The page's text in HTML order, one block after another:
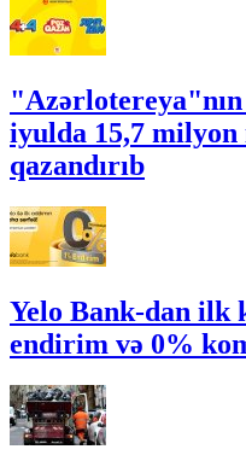
iyulda 15,7 milyon
qazandırıb
Yelo Bank-dan ilk
endirim və 0%